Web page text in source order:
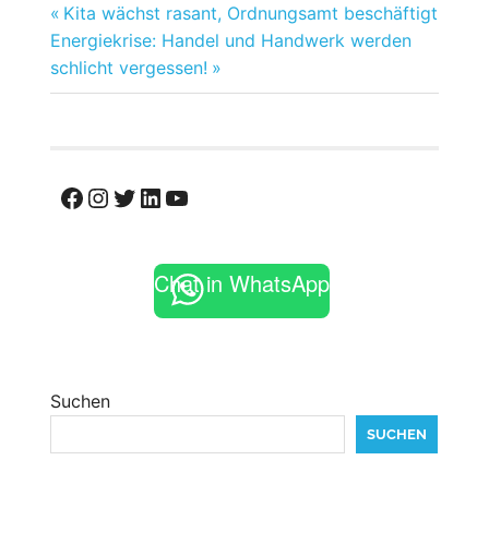
Beitragsnavigation
Vorheriger
Beitrag:
Kita wächst rasant, Ordnungsamt beschäftigt
Nächster
Beitrag:
Energiekrise: Handel und Handwerk werden
schlicht vergessen!
Facebook
Instagram
Twitter
LinkedIn
YouTube
Chat in WhatsApp
Suchen
SUCHEN